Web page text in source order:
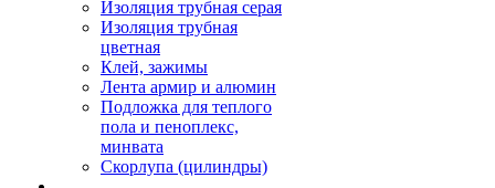
Изоляция трубная серая
Изоляция трубная
цветная
Клей, зажимы
Лента армир и алюмин
Подложка для теплого
пола и пеноплекс,
минвата
Скорлупа (цилиндры)